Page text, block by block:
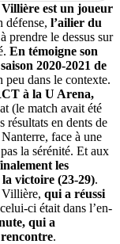
est un joueur
défense, l’ailier du
prendre le dessus sur
En témoigne son
2020-2021 de
peu dans le contexte.
à la U Arena,
(le match avait été
résultats en dents de
face à une
la sérénité. Et aux
les
victoire (23-29).
Villière, qui a réussi
ci était dans l’en-
qui a
.